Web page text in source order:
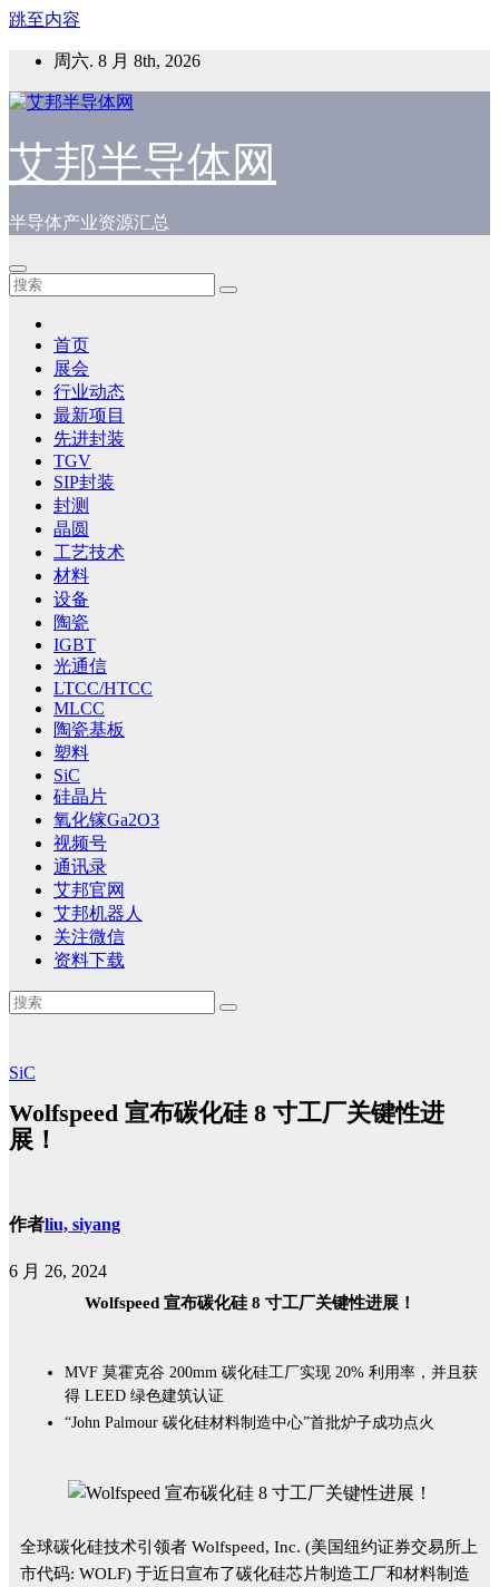
跳至内容
周六. 8 月 8th, 2026
艾邦半导体网
半导体产业资源汇总
首页
展会
行业动态
最新项目
先进封装
TGV
SIP封装
封测
晶圆
工艺技术
材料
设备
陶瓷
IGBT
光通信
LTCC/HTCC
MLCC
陶瓷基板
塑料
SiC
硅晶片
氧化镓Ga2O3
视频号
通讯录
艾邦官网
艾邦机器人
关注微信
资料下载
SiC
Wolfspeed 宣布碳化硅 8 寸工厂关键性进
展！
作者liu, siyang
6 月 26, 2024
Wolfspeed 宣布碳化硅 8 寸工厂关键性进展！
MVF 莫霍克谷 200mm 碳化硅工厂实现 20% 利用率，并且获
得 LEED 绿色建筑认证
“John Palmour 碳化硅材料制造中心”首批炉子成功点火
全球碳化硅技术引领者 Wolfspeed, Inc. (美国纽约证券交易所上
市代码: WOLF) 于近日宣布了碳化硅芯片制造工厂和材料制造